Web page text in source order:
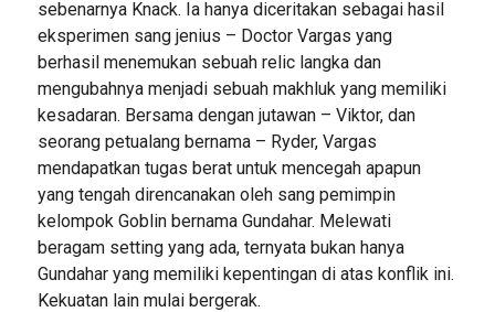
sebenarnya Knack. Ia hanya diceritakan sebagai hasil
eksperimen sang jenius – Doctor Vargas yang
berhasil menemukan sebuah relic langka dan
mengubahnya menjadi sebuah makhluk yang memiliki
kesadaran. Bersama dengan jutawan – Viktor, dan
seorang petualang bernama – Ryder, Vargas
mendapatkan tugas berat untuk mencegah apapun
yang tengah direncanakan oleh sang pemimpin
kelompok Goblin bernama Gundahar. Melewati
beragam setting yang ada, ternyata bukan hanya
Gundahar yang memiliki kepentingan di atas konflik ini.
Kekuatan lain mulai bergerak.